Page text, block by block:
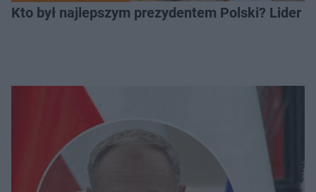
Kto był najlepszym prezydentem Polski? Lider